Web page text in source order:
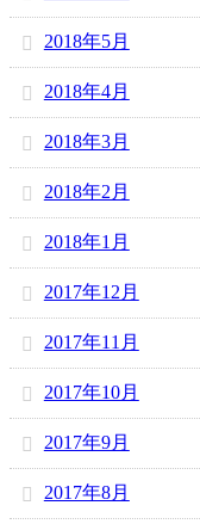
2018年5月
2018年4月
2018年3月
2018年2月
2018年1月
2017年12月
2017年11月
2017年10月
2017年9月
2017年8月